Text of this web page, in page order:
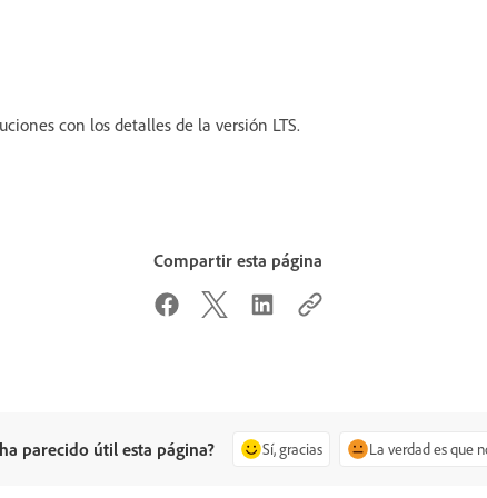
con los detalles de la versión LTS.
Compartir esta página
ha parecido útil esta página? Sí, gracias La verdad es que